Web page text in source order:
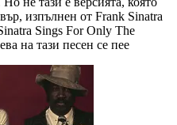
изпълнен от Frank Sinatra
Sings For Only The
на тази песен се пее